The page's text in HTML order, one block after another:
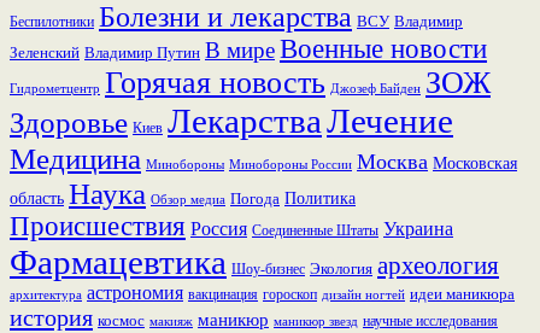
Беспилотники Болезни и лекарства ВСУ Владимир
Зеленский Владимир Путин В миреВоенные новости
Гидрометцентр Горячая новость Джозеф Байден ЗОЖ
Здоровье Киев ЛекарстваЛечение
Медицина Минобороны Минобороны России Москва Московская
область Наука Обзор медиа Погода Политика
Происшествия Россия Соединенные Штаты Украина
Фармацевтика Шоу-бизнес Экология археология
архитектура астрономия вакцинация гороскоп дизайн ногтей идеи маникюра
история космос макияж маникюр маникюр звезд научные исследования